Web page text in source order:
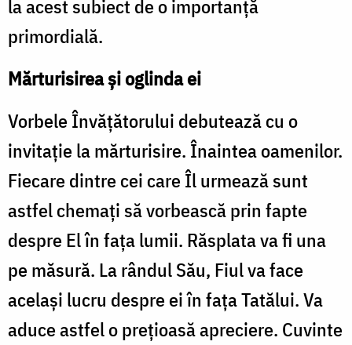
la acest subiect de o importanță
primordială.
Mărturisirea și oglinda ei
Vorbele Învățătorului debutează cu o
invitație la mărturisire. Înaintea oamenilor.
Fiecare dintre cei care Îl urmează sunt
astfel chemați să vorbească prin fapte
despre El în fața lumii. Răsplata va fi una
pe măsură. La rândul Său, Fiul va face
același lucru despre ei în fața Tatălui. Va
aduce astfel o prețioasă apreciere. Cuvinte